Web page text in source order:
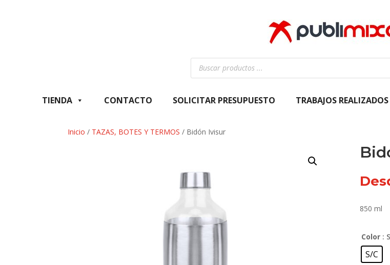
Búsqueda
productos
TIENDA CONTACTO SOLICITAR PRESUPUESTO TRABAJOS REALIZADOS
Inicio / TAZAS, BOTES Y TERMOS / Bidón Ivisur
850 ml
Color :
S/C